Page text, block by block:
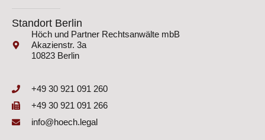
Standort Berlin
Höch und Partner Rechtsanwälte mbB
Akazienstr. 3a
10823 Berlin
+49 30 921 091 260
+49 30 921 091 266
info@hoech.legal